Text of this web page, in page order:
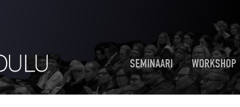
SEMINAARI WORKSHOP